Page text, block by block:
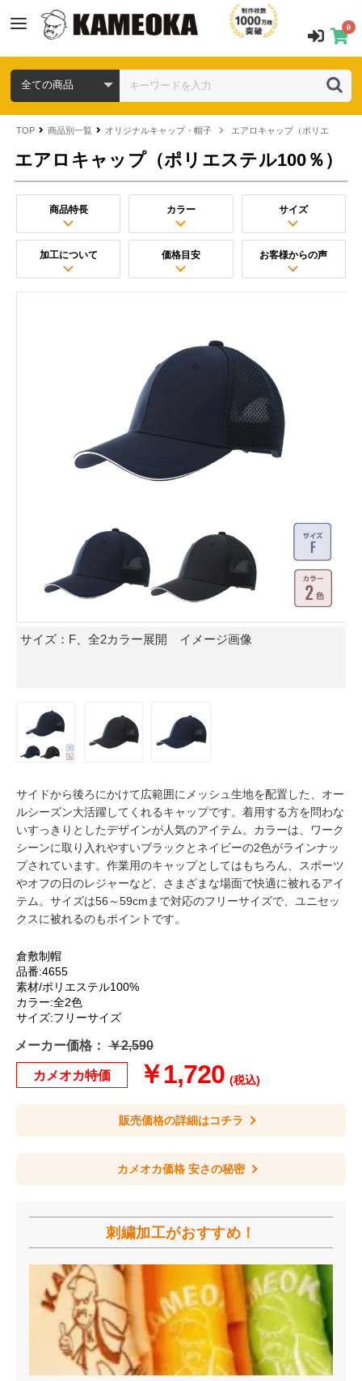
0
TOP 商品別一覧 オリジナルキャップ・帽子 エアロキャップ（ポリエステル
エアロキャップ（ポリエステル100％）
商品特長 カラー サイズ
加工について 価格目安 お客様からの声
サイズ：F、全2カラー展開 イメージ画像
サイドから後ろにかけて広範囲にメッシュ生地を配置した、オー
ルシーズン大活躍してくれるキャップです。着用する方を問わな
いすっきりとしたデザインが人気のアイテム。カラーは、ワーク
シーンに取り入れやすいブラックとネイビーの2色がラインナッ
プされています。作業用のキャップとしてはもちろん、スポーツ
やオフの日のレジャーなど、さまざまな場面で快適に被れるアイ
テム。サイズは56～59cmまで対応のフリーサイズで、ユニセッ
クスに被れるのもポイントです。
倉敷制帽
品番:4655
素材/ポリエステル100%
カラー:全2色
サイズ:フリーサイズ
メーカー価格： ￥2,590
カメオカ特価 ￥1,720 (税込)
販売価格の詳細はコチラ
カメオカ価格 安さの秘密
刺繍加工がおすすめ！